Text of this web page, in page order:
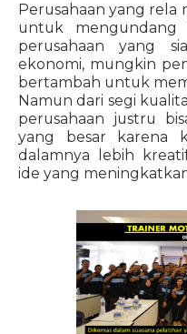
Perusahaan yang rela
untuk mengundang
perusahaan yang
ekonomi, mungkin
bertambah untuk
Namun dari segi
perusahaan justru
yang besar karena
dalamnya lebih
ide yang